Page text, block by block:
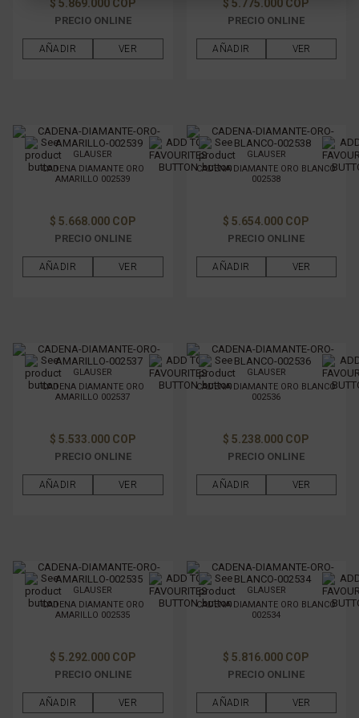
$ 5.869.000 COP
PRECIO ONLINE
AÑADIR VER
$ 5.775.000 COP
PRECIO ONLINE
AÑADIR VER
GLAUSER
CADENA DIAMANTE ORO
AMARILLO 002539
$ 5.668.000 COP
PRECIO ONLINE
AÑADIR VER
GLAUSER
CADENA DIAMANTE ORO BLANCO
002538
$ 5.654.000 COP
PRECIO ONLINE
AÑADIR VER
GLAUSER
CADENA DIAMANTE ORO
AMARILLO 002537
$ 5.533.000 COP
PRECIO ONLINE
AÑADIR VER
GLAUSER
CADENA DIAMANTE ORO BLANCO
002536
$ 5.238.000 COP
PRECIO ONLINE
AÑADIR VER
GLAUSER
CADENA DIAMANTE ORO
AMARILLO 002535
$ 5.292.000 COP
PRECIO ONLINE
AÑADIR VER
GLAUSER
CADENA DIAMANTE ORO BLANCO
002534
$ 5.816.000 COP
PRECIO ONLINE
AÑADIR VER